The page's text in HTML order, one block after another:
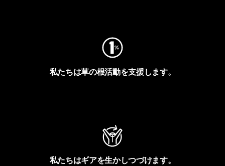
私たちは草の根活動を支援します。
私たちはギアを生かしつづけます。